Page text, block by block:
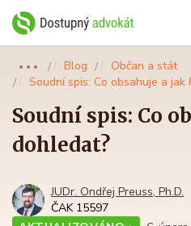
●●● Blog
Občan a stát
Soudní spis: Co obsahuje a jak
Soudní spis: Co
dohledat?
JUDr. Ondřej Preuss, Ph.D.
ČAK 15597